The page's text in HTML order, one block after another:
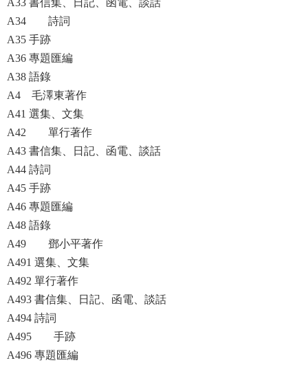
A33 書信集、日記、函電、談話
A34 詩詞
A35 手跡
A36 專題匯編
A38 語錄
A4 毛澤東著作
A41 選集、文集
A42 單行著作
A43 書信集、日記、函電、談話
A44 詩詞
A45 手跡
A46 專題匯編
A48 語錄
A49 鄧小平著作
A491 選集、文集
A492 單行著作
A493 書信集、日記、函電、談話
A494 詩詞
A495 手跡
A496 專題匯編